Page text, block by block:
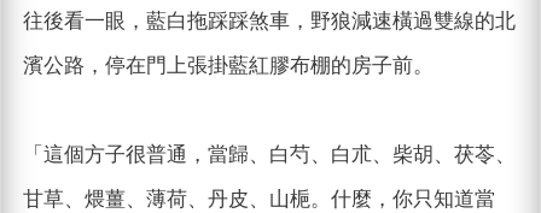
往後看一眼，藍白拖踩踩煞車，野狼減速橫過雙線的北
濱公路，停在門上張掛藍紅膠布棚的房子前。
「這個方子很普通，當歸、白芍、白朮、柴胡、茯苓、
甘草、煨薑、薄荷、丹皮、山梔。什麼，你只知道當